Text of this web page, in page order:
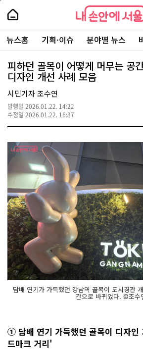
본
로
가
내
손
안
에
서
울
-
서
울
시
대
표
소
통
포
내
손
에
울
주
요
서
뉴스홈 기획·이슈 분야별 뉴스
피하던 골목이 어떻게 머무는 공
디자인 개선 사례 모음
시민기자 조수연
발행일 2026.01.22. 14:22
수정일 2026.01.22. 16:37
담배 연기가 가득했던 강남역 골목이 도시경관
간으로 바뀌었다. ©조수
① 담배 연기 가득했던 골목이 디자인
드마크 거리'
페
상
단
로